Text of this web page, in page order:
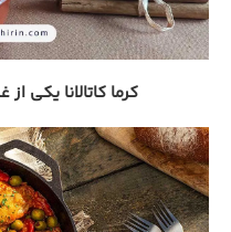
کرما کاتالانا یکی